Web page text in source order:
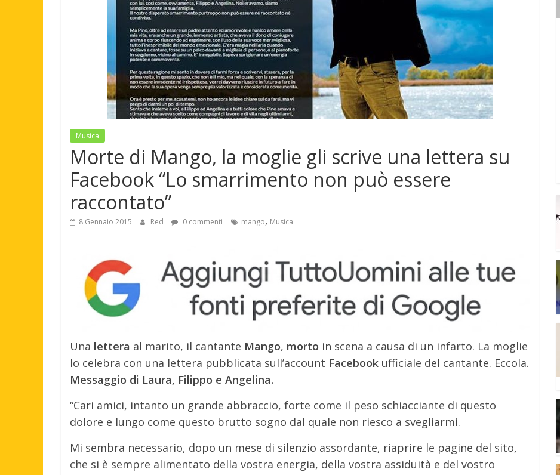
Musica
Morte di Mango, la moglie gli scrive una lettera su
Facebook “Lo smarrimento non può essere
raccontato”
8 Gennaio 2015 Red 0 commenti mango, Musica
Una lettera al marito, il cantante Mango, morto in scena a causa di un infarto. La moglie
lo celebra con una lettera pubblicata sull’account Facebook ufficiale del cantante. Eccola.
Messaggio di Laura, Filippo e Angelina.
“Cari amici, intanto un grande abbraccio, forte come il peso schiacciante di questo
dolore e lungo come questo brutto sogno dal quale non riesco a svegliarmi.
Mi sembra necessario, dopo un mese di silenzio assordante, riaprire le pagine del sito,
che si è sempre alimentato della vostra energia, della vostra assiduità e del vostro